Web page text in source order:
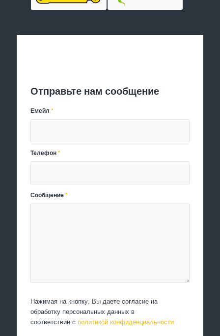
Отправьте нам сообщение
Емейл*
Телефон*
Сообщение*
Нажимая на кнопку, Вы даете согласие на
обработку персональных данных в
соответствии с политикой конфиденциальности